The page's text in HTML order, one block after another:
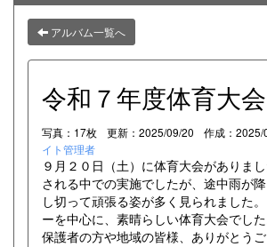
アルバム一覧へ
令和７年度体育大会
写真：17枚 更新：2025/09/20 作成：2025/
イト管理者
９月２０日（土）に体育大会がありま
される中での実施でしたが、途中雨が
し切って頑張る姿が多く見られました
ーを中心に、素晴らしい体育大会でし
保護者の方や地域の皆様、ありがとうご